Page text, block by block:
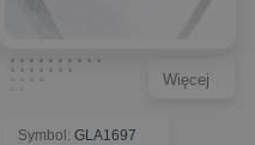
Więcej
Symbol: GLA1697